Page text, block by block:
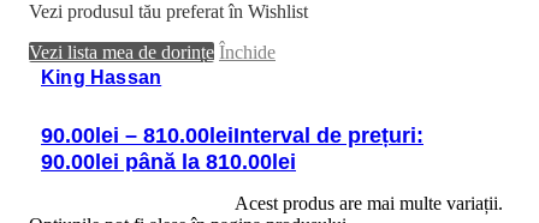
Vezi produsul tău preferat în Wishlist
Vezi lista mea de dorințe Închide
King Hassan
90.00 lei – 810.00 leiInterval de prețuri:
90.00lei până la 810.00lei
Acest produs are mai multe variații.